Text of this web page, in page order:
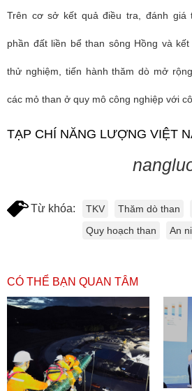
Trên cơ sở kết quả điều tra, đánh giá
phần đất liền bể than sông Hồng và
thử nghiệm, tiến hành thăm dò mở
các mỏ than ở quy mô công nghiệp với
TẠP CHÍ NĂNG LƯỢNG VIỆT
Từ khóa: TKV Thăm dò than
Quy hoạch than
An
CÓ THỂ BẠN QUAN TÂM